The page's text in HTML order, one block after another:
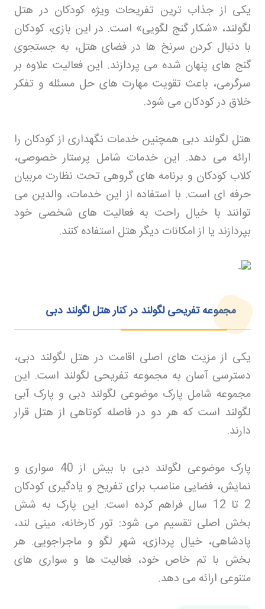
یکی از جذاب ترین تفریحات ویژه کودکان در هتل
لگولند، «شکار گنج لگویی» است. در این بازی، کودکان
با دنبال کردن سرنخ ها در فضای هتل، به جستجوی
گنج های پنهان شده می پردازند. این فعالیت علاوه بر
سرگرمی، باعث تقویت مهارت های حل مسئله و تفکر
خلاق در کودکان می شود.
هتل لگولند دبی همچنین خدمات نگهداری از کودکان را
ارائه می دهد. این خدمات شامل پرستار خصوصی،
کلاب کودکان و برنامه های گروهی تحت نظارت مربیان
حرفه ای است. با استفاده از این خدمات، والدین می
توانند با خیال راحت به فعالیت های شخصی خود
بپردازند یا از امکانات دیگر هتل استفاده کنند.
مجموعه تفریحی لگولند در کنار هتل لگولند دبی
یکی از مزیت های اصلی اقامت در هتل لگولند دبی،
دسترسی آسان به مجموعه تفریحی لگولند است. این
مجموعه شامل پارک موضوعی لگولند دبی و پارک آبی
لگولند است که هر دو در فاصله کوتاهی از هتل قرار
دارند.
پارک موضوعی لگولند دبی با بیش از 40 سواری و
نمایش، فضایی مناسب برای تفریح و یادگیری کودکان
2 تا 12 سال فراهم کرده است. این پارک به شش
بخش اصلی تقسیم می شود: تور کارخانه، مینی لند،
پادشاهی، خیال پردازی، شهر لگو و ماجراجویی. هر
بخش با تم خاص خود، فعالیت ها و سواری های
متنوعی ارائه می دهد.